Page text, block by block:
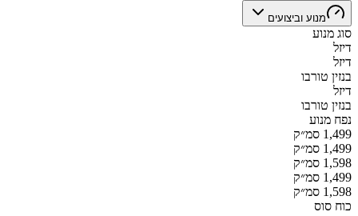
מנוע וביצועים
סוג מנוע
דיזל
דיזל
בנזין טורבו
דיזל
בנזין טורבו
נפח מנוע
1,499 סמ״ק
1,499 סמ״ק
1,598 סמ״ק
1,499 סמ״ק
1,598 סמ״ק
כוח סוס